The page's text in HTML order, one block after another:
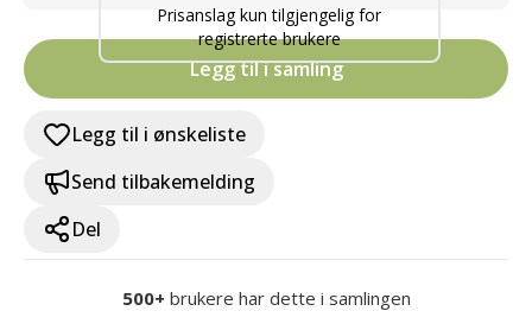
Prisanslag kun tilgjengelig for
registrerte brukere
Legg til i samling
Legg til i ønskeliste
Send tilbakemelding
Del
500+ brukere har dette i samlingen